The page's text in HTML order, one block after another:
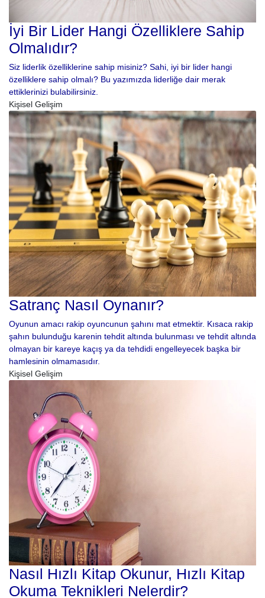
İyi Bir Lider Hangi Özelliklere Sahip
Olmalıdır?
Siz liderlik özelliklerine sahip misiniz? Sahi, iyi bir lider hangi
özelliklere sahip olmalı? Bu yazımızda liderliğe dair merak
ettiklerinizi bulabilirsiniz.
Kişisel Gelişim
Satranç Nasıl Oynanır?
Oyunun amacı rakip oyuncunun şahını mat etmektir. Kısaca rakip
şahın bulunduğu karenin tehdit altında bulunması ve tehdit altında
olmayan bir kareye kaçış ya da tehdidi engelleyecek başka bir
hamlesinin olmamasıdır.
Kişisel Gelişim
Nasıl Hızlı Kitap Okunur, Hızlı Kitap
Okuma Teknikleri Nelerdir?